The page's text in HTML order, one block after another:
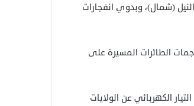
(شمال)، وبدوي انفجارات
الطائرات المسيرة على
الكهربائي عن الولايات